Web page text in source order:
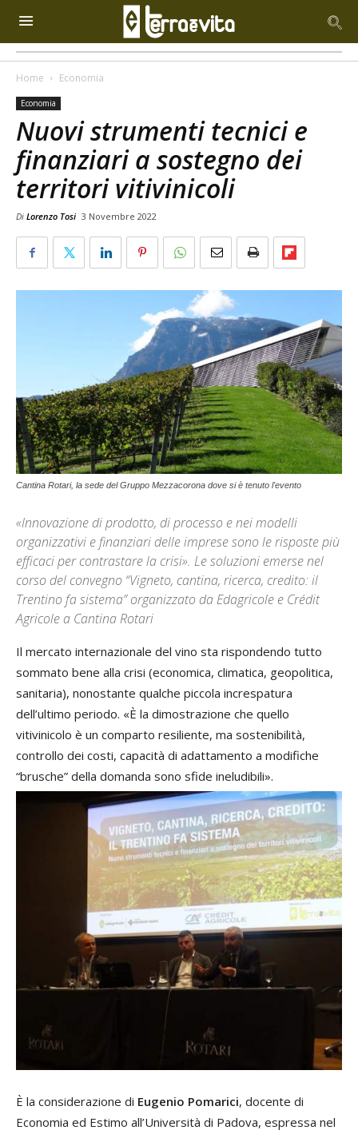
Home Economia
Economia
Nuovi strumenti tecnici e
finanziari a sostegno dei
territori vitivinicoli
Di Lorenzo Tosi 3 Novembre 2022
Cantina Rotari, la sede del Gruppo Mezzacorona dove si è tenuto l'evento
«Innovazione di prodotto, di processo e nei modelli
organizzativi e finanziari delle imprese sono le risposte più
efficaci per contrastare la crisi». Le soluzioni emerse nel
corso del convegno “Vigneto, cantina, ricerca, credito: il
Trentino fa sistema” organizzato da Edagricole e Crédit
Agricole a Cantina Rotari
Il mercato internazionale del vino sta rispondendo tutto
sommato bene alla crisi (economica, climatica, geopolitica,
sanitaria), nonostante qualche piccola increspatura
dell’ultimo periodo. «È la dimostrazione che quello
vitivinicolo è un comparto resiliente, ma sostenibilità,
controllo dei costi, capacità di adattamento a modifiche
“brusche” della domanda sono sfide ineludibili».
È la considerazione di Eugenio Pomarici, docente di
Economia ed Estimo all’Università di Padova, espressa nel